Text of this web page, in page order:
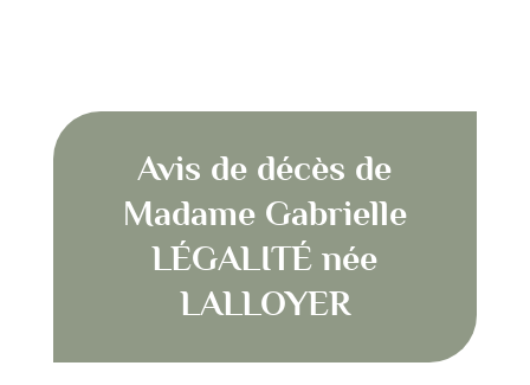
Avis de décès de
Madame Gabrielle
LÉGALITÉ née
LALLOYER